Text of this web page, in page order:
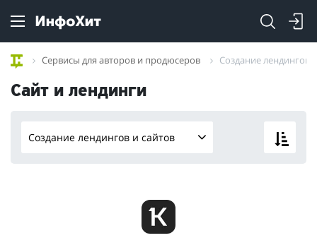
Сервисы для авторов и продюсеров Создание лендингов
Сайт и лендинги
Создание лендингов и сайтов